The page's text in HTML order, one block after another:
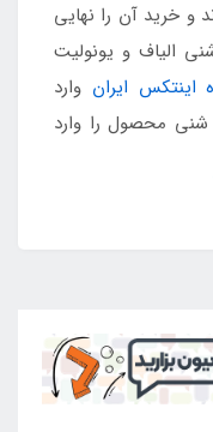
خرید آن را نهایی
الیاف و یونولیت
اینتکس ایران وارد
محصول را وارد